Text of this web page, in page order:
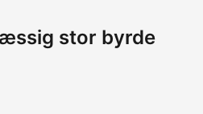
stor byrde